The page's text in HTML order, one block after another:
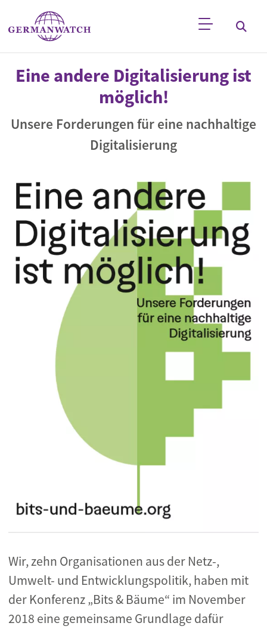
Direkt zum Inhalt
Stichwortsuche
Eine andere Digitalisierung ist
möglich!
Unsere Forderungen für eine nachhaltige
Digitalisierung
Wir, zehn Organisationen aus der Netz-,
Umwelt- und Entwicklungspolitik, haben mit
der Konferenz „Bits & Bäume“ im November
2018 eine gemeinsame Grundlage dafür